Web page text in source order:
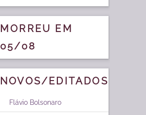
MORREU EM
05/08
NOVOS/EDITADOS
Flávio Bolsonaro